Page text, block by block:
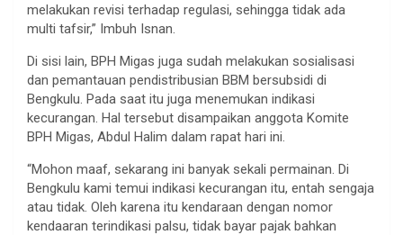
melakukan revisi terhadap regulasi, sehingga tidak ada
multi tafsir,” Imbuh Isnan.
Di sisi lain, BPH Migas juga sudah melakukan sosialisasi
dan pemantauan pendistribusian BBM bersubsidi di
Bengkulu. Pada saat itu juga menemukan indikasi
kecurangan. Hal tersebut disampaikan anggota Komite
BPH Migas, Abdul Halim dalam rapat hari ini.
“Mohon maaf, sekarang ini banyak sekali permainan. Di
Bengkulu kami temui indikasi kecurangan itu, entah sengaja
atau tidak. Oleh karena itu kendaraan dengan nomor
kendaaran terindikasi palsu, tidak bayar pajak bahkan